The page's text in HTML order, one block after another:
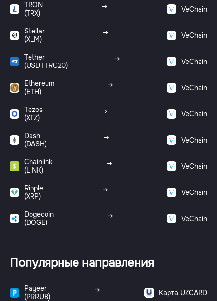
TRON
(TRX)
VeChain
Stellar
(XLM)
VeChain
Tether
(USDTTRC20)
VeChain
Ethereum
(ETH)
VeChain
Tezos
(XTZ)
VeChain
Dash
(DASH)
VeChain
Chainlink
(LINK)
VeChain
Ripple
(XRP)
VeChain
Dogecoin
(DOGE)
VeChain
Популярные направления
Payeer
(PRRUB)
Карта UZCARD